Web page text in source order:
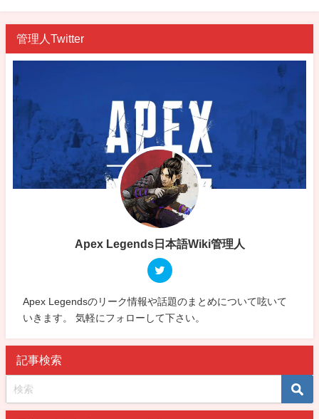
管理人Twitter
Apex Legends日本語Wiki管理人
Apex Legendsのリーク情報や話題のまとめについて呟いて
いきます。 気軽にフォローして下さい。
記事検索